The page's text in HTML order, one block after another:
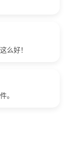
么好！
。